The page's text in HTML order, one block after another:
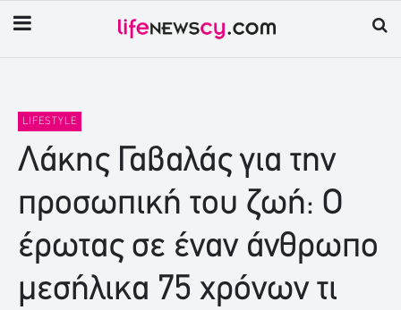
LIFESTYLE
Λάκης Γαβαλάς για την
προσωπική του ζωή: Ο
έρωτας σε έναν άνθρωπο
μεσήλικα 75 χρόνων τι